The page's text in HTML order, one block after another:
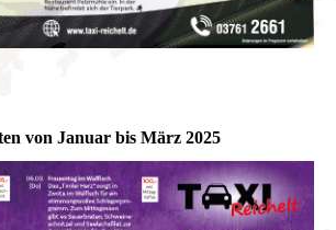
von Januar bis März 2025